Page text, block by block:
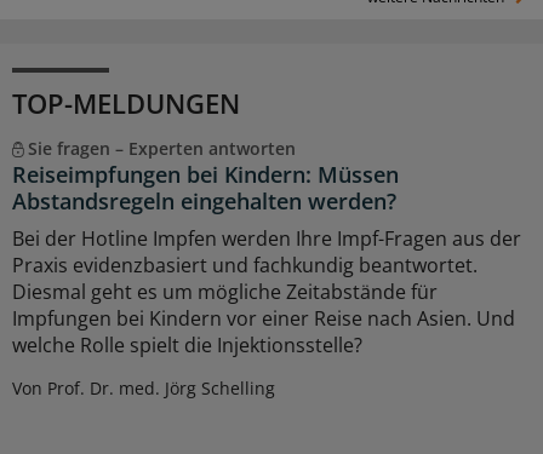
TOP-MELDUNGEN
Sie fragen – Experten antworten
Reiseimpfungen bei Kindern: Müssen
Abstandsregeln eingehalten werden?
Bei der Hotline Impfen werden Ihre Impf-Fragen aus der
Praxis evidenzbasiert und fachkundig beantwortet.
Diesmal geht es um mögliche Zeitabstände für
Impfungen bei Kindern vor einer Reise nach Asien. Und
welche Rolle spielt die Injektionsstelle?
Von Prof. Dr. med. Jörg Schelling